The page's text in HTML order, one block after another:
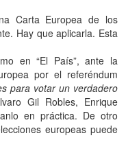
Carta Europea de los
Hay que aplicarla. Esta
en “El País”, ante la
por el referéndum
para votar un verdadero
Gil Robles, Enrique
en práctica. De otro
europeas puede